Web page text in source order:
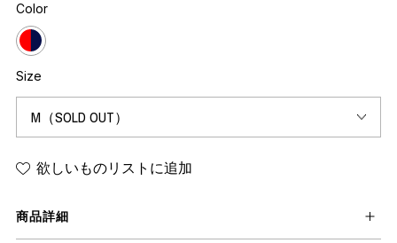
Color
Size
欲しいものリストに追加
商品詳細